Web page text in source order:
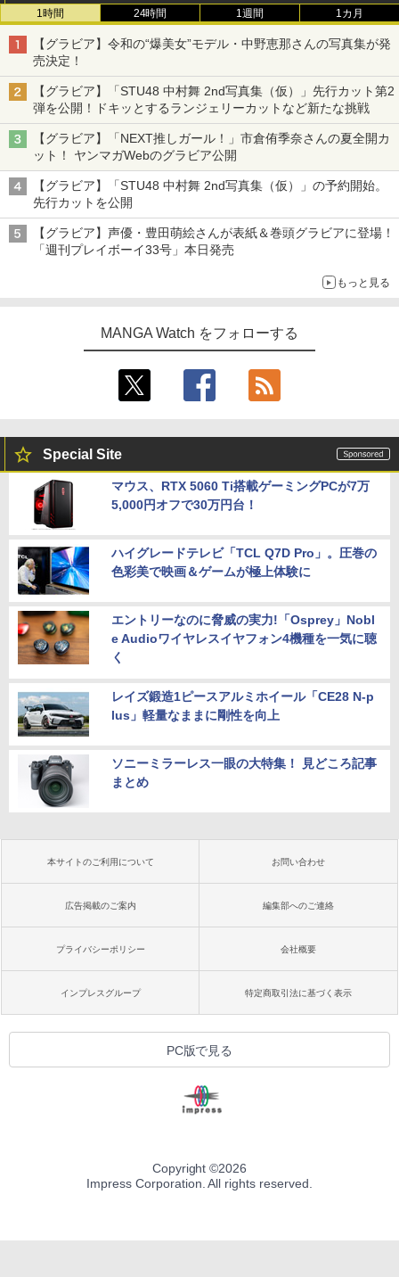
1時間 24時間 1週間 1カ月
【グラビア】令和の“爆美女”モデル・中野恵那さんの写真集が発
売決定！
【グラビア】「STU48 中村舞 2nd写真集（仮）」先行カット第2
弾を公開！ドキッとするランジェリーカットなど新たな挑戦
【グラビア】「NEXT推しガール！」市倉侑季奈さんの夏全開カ
ット！ ヤンマガWebのグラビア公開
【グラビア】「STU48 中村舞 2nd写真集（仮）」の予約開始。
先行カットを公開
【グラビア】声優・豊田萌絵さんが表紙＆巻頭グラビアに登場！
「週刊プレイボーイ33号」本日発売
もっと見る
MANGA Watch をフォローする
Special Site
マウス、RTX 5060 Ti搭載ゲーミングPCが7万
5,000円オフで30万円台！
ハイグレードテレビ「TCL Q7D Pro」。圧巻の
色彩美で映画＆ゲームが極上体験に
エントリーなのに脅威の実力!「Osprey」Nobl
e Audioワイヤレスイヤフォン4機種を一気に聴
く
レイズ鍛造1ピースアルミホイール「CE28 N-p
lus」軽量なままに剛性を向上
ソニーミラーレス一眼の大特集！ 見どころ記事
まとめ
本サイトのご利用について お問い合わせ
広告掲載のご案内 編集部へのご連絡
プライバシーポリシー 会社概要
インプレスグループ 特定商取引法に基づく表示
PC版で見る
Copyright ©2026
Impress Corporation. All rights reserved.